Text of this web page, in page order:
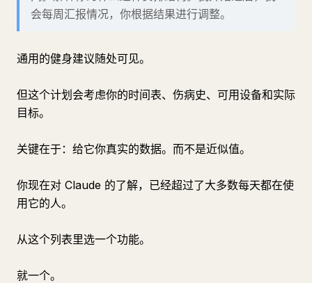
会每周汇报情况，你根据结果进行调整。
通用的健身建议随处可见。
但这个计划会考虑你的时间表、伤病史、可用设备和实际
目标。
关键在于：给它你真实的数据。而不是近似值。
你现在对 Claude 的了解，已经超过了大多数每天都在使
用它的人。
从这个列表里选一个功能。
就一个。